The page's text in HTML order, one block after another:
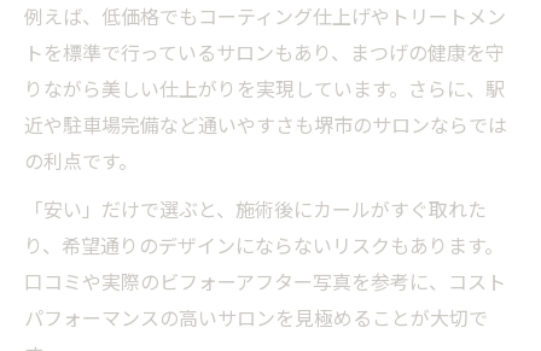
口コミ高評価のまつげパーマを堺市で選ぶコツ
口コミ高評価のまつげパーマを堺市で探す
方法
堺市で満足度の高いまつげパーマを見極め
る
まつげパーマの口コミを堺市で活用するポ
イント
堺市で人気のまつげパーマを口コミから選
例えば、低価格でもコーティング仕上げやトリートメン
トを標準で行っているサロンもあり、まつげの健康を守
りながら美しい仕上がりを実現しています。さらに、駅
近や駐車場完備など通いやすさも堺市のサロンならでは
の利点です。
「安い」だけで選ぶと、施術後にカールがすぐ取れた
り、希望通りのデザインにならないリスクもあります。
口コミや実際のビフォーアフター写真を参考に、コスト
パフォーマンスの高いサロンを見極めることが大切で